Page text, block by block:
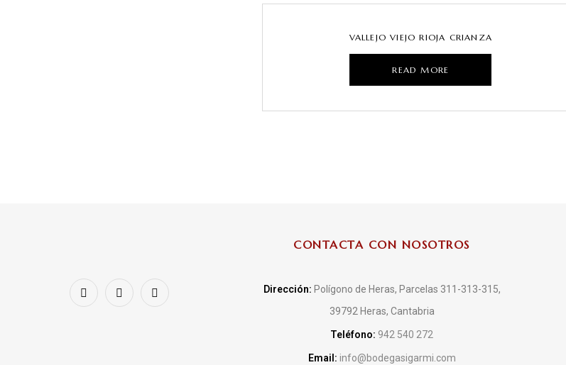
VALLEJO VIEJO RIOJA CRIANZA
READ MORE
CONTACTA CON NOSOTROS
Dirección: Polígono de Heras, Parcelas 311-313-315,
39792 Heras, Cantabria
Teléfono: 942 540 272
Email: info@bodegasigarmi.com